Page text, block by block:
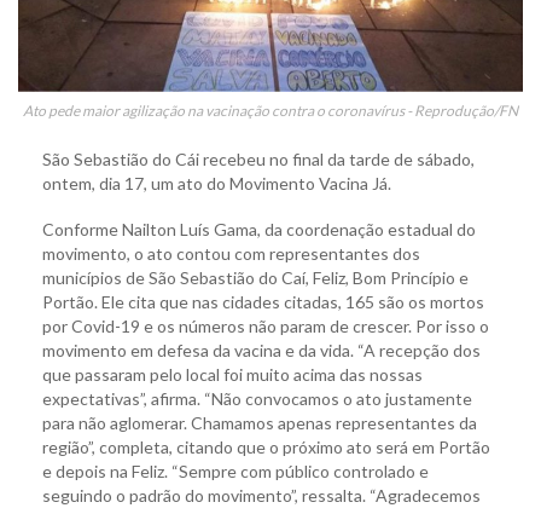
Ato pede maior agilização na vacinação contra o coronavírus - Reprodução/FN
São Sebastião do Cái recebeu no final da tarde de sábado,
ontem, dia 17, um ato do Movimento Vacina Já.
Conforme Nailton Luís Gama, da coordenação estadual do
movimento, o ato contou com representantes dos
municípios de São Sebastião do Caí, Feliz, Bom Princípio e
Portão. Ele cita que nas cidades citadas, 165 são os mortos
por Covid-19 e os números não param de crescer. Por isso o
movimento em defesa da vacina e da vida. “A recepção dos
que passaram pelo local foi muito acima das nossas
expectativas”, afirma. “Não convocamos o ato justamente
para não aglomerar. Chamamos apenas representantes da
região”, completa, citando que o próximo ato será em Portão
e depois na Feliz. “Sempre com público controlado e
seguindo o padrão do movimento”, ressalta. “Agradecemos